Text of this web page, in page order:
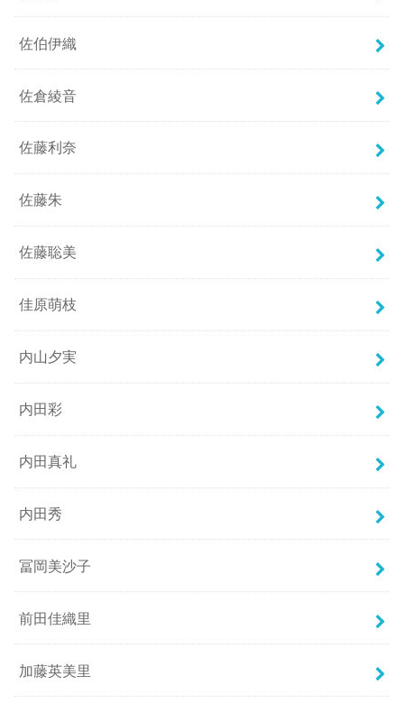
佐伯伊織
佐倉綾音
佐藤利奈
佐藤朱
佐藤聡美
佳原萌枝
内山夕実
内田彩
内田真礼
内田秀
冨岡美沙子
前田佳織里
加藤英美里